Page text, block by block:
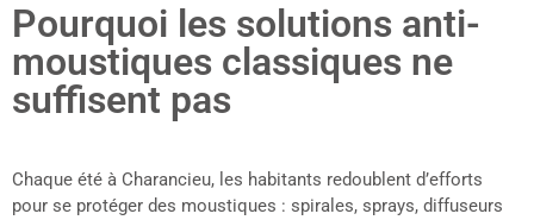
Pourquoi les solutions anti-
moustiques classiques ne
suffisent pas
Chaque été à Charancieu, les habitants redoublent d’efforts
pour se protéger des moustiques : spirales, sprays, diffuseurs